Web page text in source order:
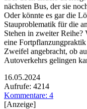
nächsten Bus, der sie
Oder könnte es gar die
Stauproblematik für die
Stehen in zweiter Reihe?
eine Fortpflanzungpraktik
Zweifel angebracht, ob
Autoverkehrs gelingen
16.05.2024
Aufrufe: 4214
Kommentare: 4
[Anzeige]